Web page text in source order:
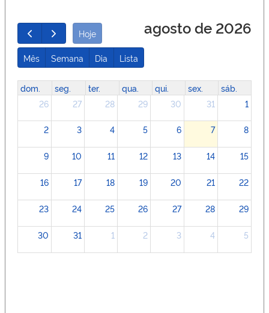
Hoje agosto de 2026
Mês Semana Dia Lista
dom. seg. ter. qua. qui. sex.
sáb.
26
27 28 29 30 31 1
2 3 4 5 6 7 8
9 10 11 12 13 14 15
16 17 18 19 20 21 22
23 24 25 26 27 28 29
30 31 1 2 3 4 5